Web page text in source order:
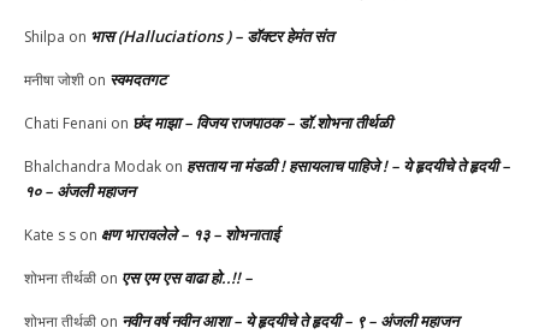
Shilpa on भास (Halluciations ) – डॉक्टर हेमंत संत
मनीषा जोशी on स्वमदतगट
Chati Fenani on छंद माझा – विजय राजपाठक – डॉ.शोभना तीर्थळी
Bhalchandra Modak on हसताय ना मंडळी‌ ! हसायलाच पाहिजे ! – ये हृदयीचे ते हृदयी –
१० – अंजली महाजन
Kate s s on क्षण भारावलेले – १३ – शोभनाताई
शोभना तीर्थळी on एस एम एस वाढा हो..!! –
शोभना तीर्थळी on नवीन वर्ष नवीन आशा – ये हृदयीचे ते हृदयी – ९ – अंजली महाजन